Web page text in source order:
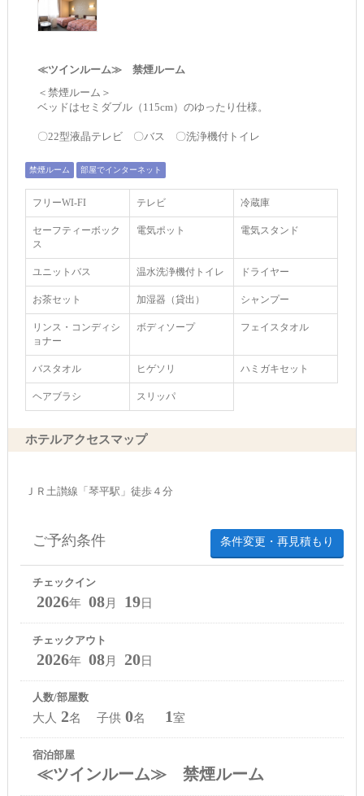
≪ツインルーム≫ 禁煙ルーム
＜禁煙ルーム＞
ベッドはセミダブル（115cm）のゆったり仕様。
〇22型液晶テレビ 〇バス 〇洗浄機付トイレ
禁煙ルーム 部屋でインターネット
フリーWI‐FI テレビ 冷蔵庫
セーフティーボック
ス
電気ポット 電気スタンド
ユニットバス 温水洗浄機付トイレ ドライヤー
お茶セット 加湿器（貸出） シャンプー
リンス・コンディシ
ョナー
ボディソープ フェイスタオル
バスタオル ヒゲソリ ハミガキセット
ヘアブラシ スリッパ
ホテルアクセスマップ
ＪＲ土讃線「琴平駅」徒歩４分
条件変更・再見積もり
ご予約条件
チェックイン
2026年 08月 19日
チェックアウト
2026年 08月 20日
人数/部屋数
大人 2名 子供 0名 1室
宿泊部屋
≪ツインルーム≫ 禁煙ルーム